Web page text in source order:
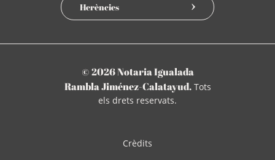
Herències
© 2026 Notaria Igualada
Rambla Jiménez-Calatayud.Tots
els drets reservats.
Crèdits